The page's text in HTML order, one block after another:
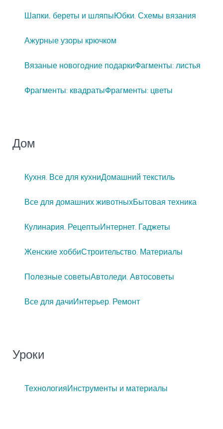
Шапки, береты и шляпыЮбки. Схемы вязания
Ажурные узоры крючком
Вязаные новогодние подаркиФагменты: листья
Фрагменты: квадратыФрагменты: цветы
Дом
Кухня. Все для кухниДомашний текстиль
Все для домашних животныхБытовая техника
Кулинария. РецептыИнтернет. Гаджеты
Женские хоббиСтроительство. Материалы
Полезные советыАвтоледи. Автосоветы
Все для дачиИнтерьер. Ремонт
Уроки
ТехнологияИнструменты и материалы